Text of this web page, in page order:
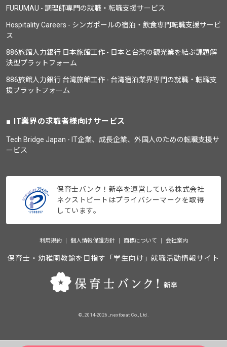
FURUMAU - 調理師専門の就職・転職支援サービス
Hospitality Careers - シンガポールの宿泊・飲食専門転職支援サービ
ス
886旅館人力銀行 日本旅館工作 - 日本と台湾の観光業を結ぶ課題解
決型プラットフォーム
886旅館人力銀行 台湾旅館工作 - 台湾宿泊業界専門の就職・転職支
援プラットフォーム
IT業界の求職者様向けサービス
Tech Bridge Japan - IT企業、成長企業、外国人のための転職支援サ
ービス
保育士バンク！新卒を運営している株式会社
ネクストビートはプライバシーマークを取得
しています。
利用規約 個人情報保護方針 商標について 会社案内
保育士・幼稚園教諭を目指す「学生向け」就職活動情報サイト
©_2014-2026_nextbeat Co., Ltd.